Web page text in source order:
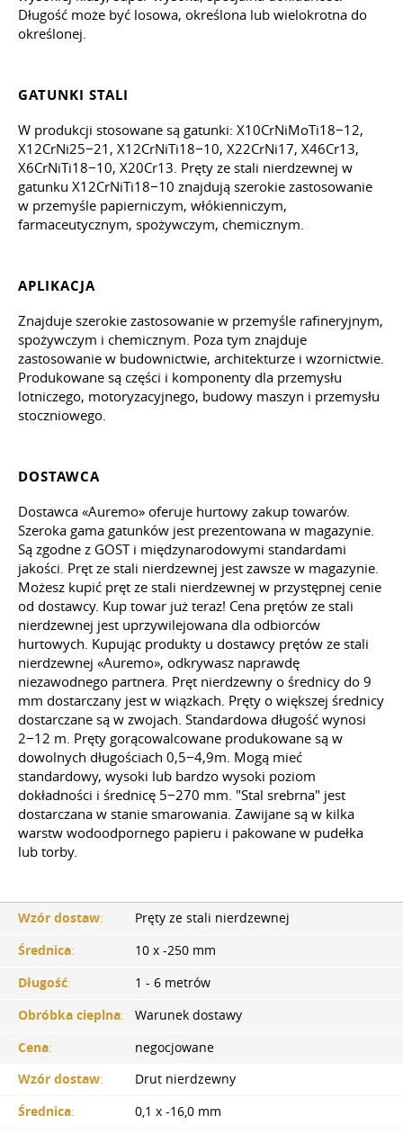
Długość może być losowa, określona lub wielokrotna do
określonej.
GATUNKI STALI
W produkcji stosowane są gatunki: X10CrNiMoTi18−12,
X12CrNi25−21, X12CrNiTi18−10, X22CrNi17, X46Cr13,
X6CrNiTi18−10, X20Cr13. Pręty ze stali nierdzewnej w
gatunku X12CrNiTi18−10 znajdują szerokie zastosowanie
w przemyśle papierniczym, włókienniczym,
farmaceutycznym, spożywczym, chemicznym.
APLIKACJA
Znajduje szerokie zastosowanie w przemyśle rafineryjnym,
spożywczym i chemicznym. Poza tym znajduje
zastosowanie w budownictwie, architekturze i wzornictwie.
Produkowane są części i komponenty dla przemysłu
lotniczego, motoryzacyjnego, budowy maszyn i przemysłu
stoczniowego.
DOSTAWCA
Dostawca «Auremo» oferuje hurtowy zakup towarów.
Szeroka gama gatunków jest prezentowana w magazynie.
Są zgodne z GOST i międzynarodowymi standardami
jakości. Pręt ze stali nierdzewnej jest zawsze w magazynie.
Możesz kupić pręt ze stali nierdzewnej w przystępnej cenie
od dostawcy. Kup towar już teraz! Cena prętów ze stali
nierdzewnej jest uprzywilejowana dla odbiorców
hurtowych. Kupując produkty u dostawcy prętów ze stali
nierdzewnej «Auremo», odkrywasz naprawdę
niezawodnego partnera. Pręt nierdzewny o średnicy do 9
mm dostarczany jest w wiązkach. Pręty o większej średnicy
dostarczane są w zwojach. Standardowa długość wynosi
2−12 m. Pręty gorącowalcowane produkowane są w
dowolnych długościach 0,5−4,9m. Mogą mieć
standardowy, wysoki lub bardzo wysoki poziom
dokładności i średnicę 5−270 mm. "Stal srebrna" jest
dostarczana w stanie smarowania. Zawijane są w kilka
warstw wodoodpornego papieru i pakowane w pudełka
lub torby.
Wzór dostaw:
Pręty ze stali nierdzewnej
Średnica:
10 x -250 mm
Długość:
1 - 6 metrów
Obróbka cieplna:
Warunek dostawy
Cena:
negocjowane
Wzór dostaw:
Drut nierdzewny
Średnica:
0,1 x -16,0 mm